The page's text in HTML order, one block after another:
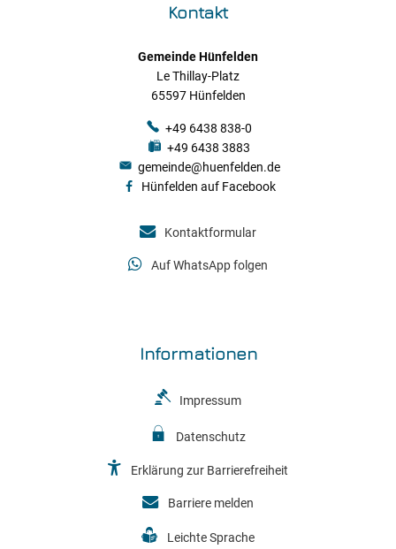
Kontakt
Gemeinde Hünfelden
Le Thillay-Platz
65597 Hünfelden
+49 6438 838-0
+49 6438 3883
gemeinde@huenfelden.de
Hünfelden auf Facebook
Kontaktformular
Auf WhatsApp folgen
Informationen
Impressum
Datenschutz
Erklärung zur Barrierefreiheit
Barriere melden
Leichte Sprache